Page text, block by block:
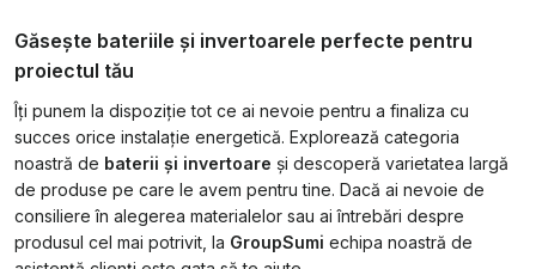
Găsește bateriile și invertoarele perfecte pentru
proiectul tău
Îți punem la dispoziție tot ce ai nevoie pentru a finaliza cu
succes orice instalație energetică. Explorează categoria
noastră de baterii și invertoare și descoperă varietatea largă
de produse pe care le avem pentru tine. Dacă ai nevoie de
consiliere în alegerea materialelor sau ai întrebări despre
produsul cel mai potrivit, la GroupSumi echipa noastră de